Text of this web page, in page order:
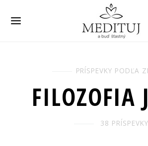
PRÍSPEVKY PODĽA
FILOZOFIA
38 PRÍSPEVKY